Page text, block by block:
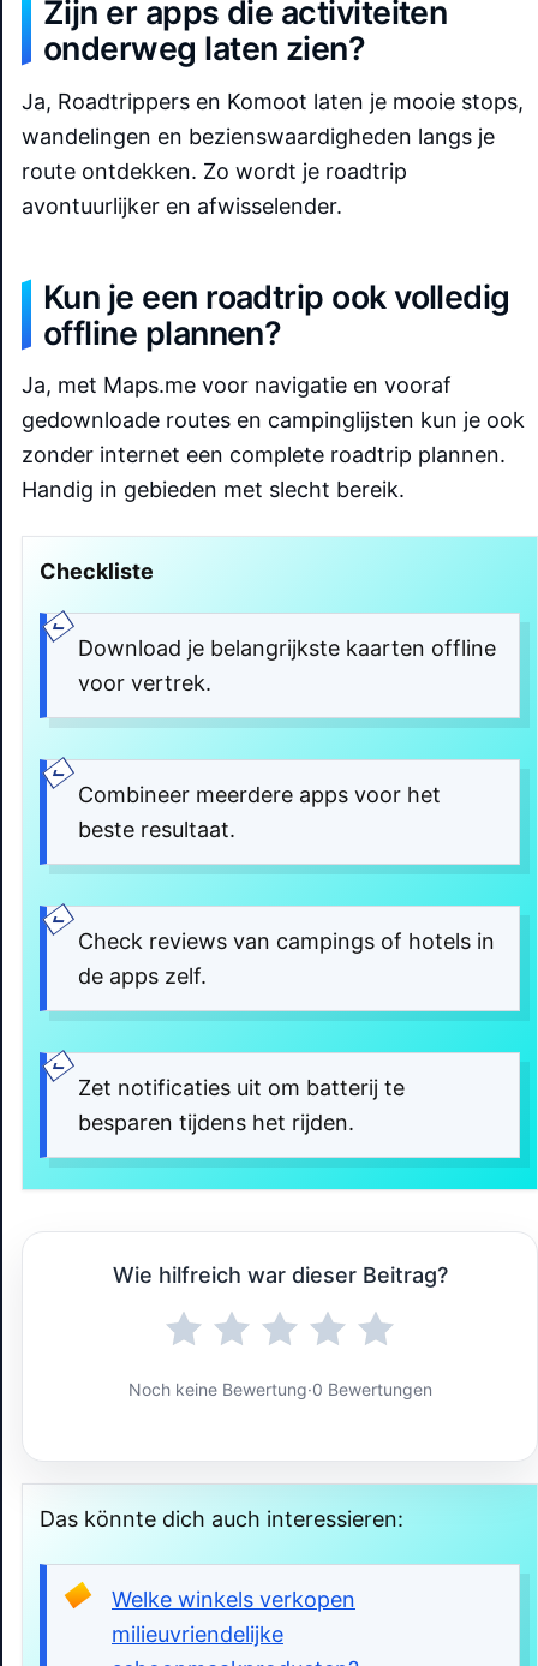
Zijn er apps die activiteiten
onderweg laten zien?
Ja, Roadtrippers en Komoot laten je mooie stops,
wandelingen en bezienswaardigheden langs je
route ontdekken. Zo wordt je roadtrip
avontuurlijker en afwisselender.
Kun je een roadtrip ook volledig
offline plannen?
Ja, met Maps.me voor navigatie en vooraf
gedownloade routes en campinglijsten kun je ook
zonder internet een complete roadtrip plannen.
Handig in gebieden met slecht bereik.
Checkliste
Download je belangrijkste kaarten offline
voor vertrek.
Combineer meerdere apps voor het
beste resultaat.
Check reviews van campings of hotels in
de apps zelf.
Zet notificaties uit om batterij te
besparen tijdens het rijden.
Wie hilfreich war dieser Beitrag?
Noch keine Bewertung·0 Bewertungen
Das könnte dich auch interessieren:
Welke winkels verkopen
milieuvriendelijke